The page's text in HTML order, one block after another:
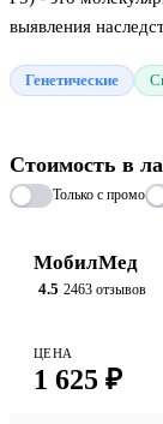
выявления
спрогнозировать
Генетические
Стоимость в
Только с промо
МобилМед
4.5 2463 отзывов
ЦЕНА
1 625 ₽